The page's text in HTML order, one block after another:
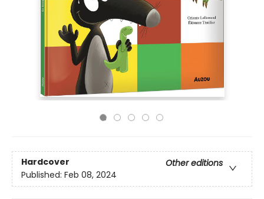
Hardcover
Other editions
Published: Feb 08, 2024